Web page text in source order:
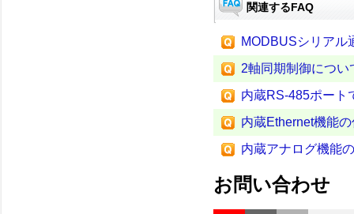
関連するFAQ
MODBUSシリアル
2軸同期制御につい
内蔵RS‐485ポー
内蔵Ethernet機能
内蔵アナログ機能
お問い合わせ